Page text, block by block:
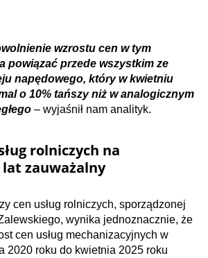
wzrostu cen w tym
powiązać przede wszystkim ze
napędowego, który w kwietniu
o 10% tańszy niż w analogicznym
– wyjaśnił nam analityk.
rolniczych na
zauważalny
cen usług rolniczych, sporządzonej
wynika jednoznacznie, że
cen usług mechanizacyjnych w
2020 roku do kwietnia 2025 roku